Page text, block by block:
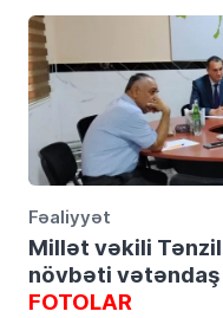
Fəaliyyət
Millət vəkili
növbəti
FOTOLAR